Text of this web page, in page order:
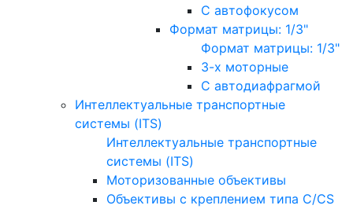
С автофокусом
Формат матрицы: 1/3"
Формат матрицы: 1/3"
3-х моторные
С автодиафрагмой
Интеллектуальные транспортные
системы (ITS)
Интеллектуальные транспортные
системы (ITS)
Моторизованные объективы
Объективы с креплением типа C/CS